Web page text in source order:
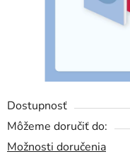
Dostupnosť
Môžeme doručiť do:
Možnosti doručenia